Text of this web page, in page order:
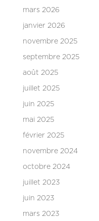
mars 2026
janvier 2026
novembre 2025
septembre 2025
août 2025
juillet 2025
juin 2025
mai 2025
février 2025
novembre 2024
octobre 2024
juillet 2023
juin 2023
mars 2023